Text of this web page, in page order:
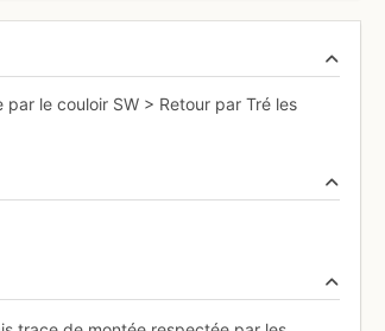
le couloir SW > Retour par Tré les